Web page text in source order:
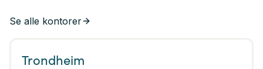
Se alle kontorer
Trondheim